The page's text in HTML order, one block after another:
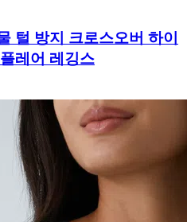
털 방지 크로스오버 하이
레어 레깅스